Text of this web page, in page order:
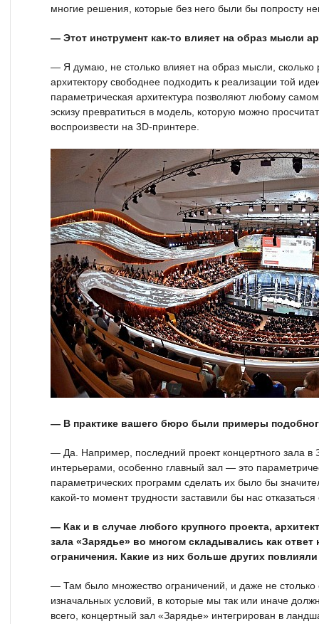
многие решения, которые без него были бы попросту
— Этот инструмент как-то влияет на образ мысли
— Я думаю, не столько влияет на образ мысли, сколько
архитектору свободнее подходить к реализации той
параметрическая архитектура позволяют любому
эскизу превратиться в модель, которую можно
воспроизвести на 3D-принтере.
— В практике вашего бюро были примеры
— Да. Например, последний проект концертного зала в
интерьерами, особенно главный зал — это
параметрических программ сделать их было бы
какой-то момент трудности заставили бы нас
— Как и в случае любого крупного проекта,
зала «Зарядье» во многом складывались как
ограничения. Какие из них больше других повлияли
— Там было множество ограничений, и даже не столько
изначальных условий, в которые мы так или иначе
всего, концертный зал «Зарядье» интегрирован в